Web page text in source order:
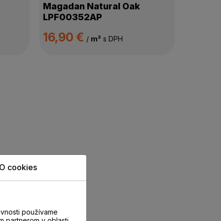
Magadan Natural Oak
LPF00352AP
16,90 € / m² s DPH
O cookies
používame